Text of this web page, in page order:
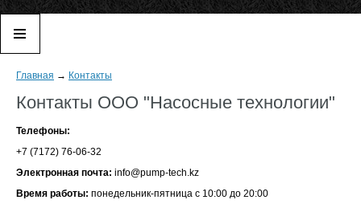
Главная → Контакты
Контакты ООО "Насосные технологии"
Телефоны:
+7 (7172) 76-06-32
Электронная почта: info@pump-tech.kz
Время работы: понедельник-пятница с 10:00 до 20:00